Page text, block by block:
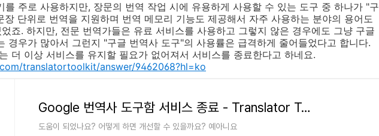
를 주로 사용하지만, 장문의 번역 작업 시에 유용하게 사용할 수 있는 도구 중 하나가 "구
장 단위로 번역을 지원하며 번역 메모리 기능도 제공해서 자주 사용하는 분야의 용어도
죠. 하지만, 전문 번역가들은 유료 서비스를 사용하고 그렇지 않은 경우에도 그냥 구글
경우가 많아서 그런지 "구글 번역사 도구"의 사용률은 급격하게 줄어들었다고 합니다.
더 이상 서비스를 유지할 필요가 없어져서 서비스를 종료한다고 하네요.
translatortoolkit/answer/9462068?hl=ko
Google 번역사 도구함 서비스 종료 - Translator Toolkit 고객센터
도움이 되었나요? 어떻게 하면 개선할 수 있을까요? 예아니요